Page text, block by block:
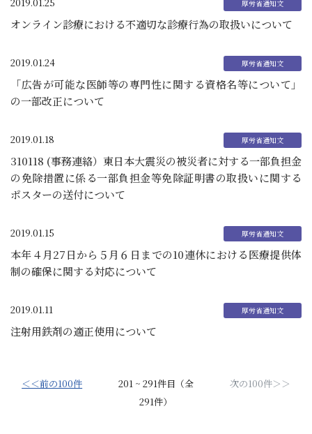
オンライン診療における不適切な診療行為の取扱いについて
2019.01.24
「広告が可能な医師等の専門性に関する資格名等について」
の一部改正について
2019.01.18
310118 (事務連絡）東日本大震災の被災者に対する一部負担金
の免除措置に係る一部負担金等免除証明書の取扱いに関する
ポスターの送付について
2019.01.15
本年４月27日から５月６日までの10連休における医療提供体
制の確保に関する対応について
2019.01.11
注射用鉄剤の適正使用について
＜＜前の100件
201 ~ 291件目（全
291件）
次の100件＞＞